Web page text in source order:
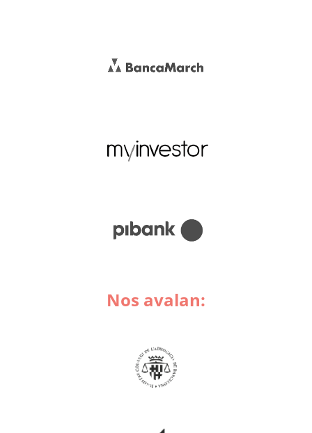
Nos avalan: